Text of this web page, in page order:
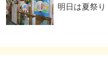
明日は夏祭り